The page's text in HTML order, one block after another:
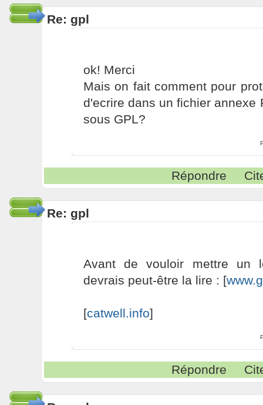
Re: gpl
ok! Merci
Mais on fait comment pour
d'ecrire dans un fichier annexe
sous GPL?
Répondre
Re: gpl
Avant de vouloir mettre un
devrais peut-être la lire : [
[catwell.info]
Répondre